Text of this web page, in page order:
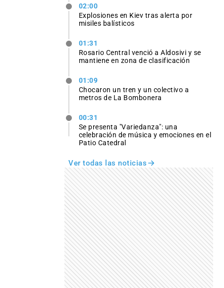
02:00
Explosiones en Kiev tras alerta por
misiles balísticos
01:31
Rosario Central venció a Aldosivi y se
mantiene en zona de clasificación
01:09
Chocaron un tren y un colectivo a
metros de La Bombonera
00:31
Se presenta "Variedanza": una
celebración de música y emociones en el
Patio Catedral
Ver todas las noticias